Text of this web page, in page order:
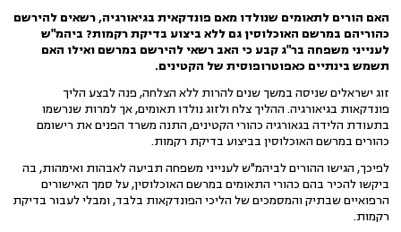
האם הורים לתאומים שנולדו מאם פונדקאית בגיאורגיה, רשאים להירשם
כהוריהם במרשם האוכלוסין גם ללא ביצוע בדיקת רקמות? ביהמ"ש
לענייני משפחה בר"ג קבע כי האב רשאי להירשם במרשם ואילו האם
תשמש בינתיים כאפוטרופוסית של הקטינים.
זוג ישראלים שניסה במשך שנים להרות ללא הצלחה, פנה לבצע הליך
פונדקאות בגיאורגיה. ההליך צלח ולזוג נולדו תאומים, אך למרות שנרשמו
בתעודת הלידה בגאורגיה כהורי הקטינים, התנה משרד הפנים את רישומם
כהורים במרשם האוכלוסין בביצוע בדיקת רקמות.
לפיכך, הגישו ההורים לביהמ"ש לענייני משפחה תביעה לאבהות ואימהות, בה
ביקשו להכיר בהם כהורי התאומים במרשם האוכלוסין, על סמך האישורים
הרפואיים שבתיק והמסמכים של הליכי הפונדקאות בלבד, ומבלי לעבור בדיקת
רקמות.